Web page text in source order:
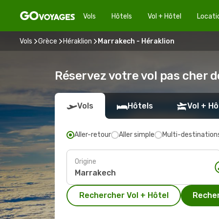
Vols Hôtels Vol + Hôtel
Vols Grèce Héraklion Marrakech - Héraklion
Réservez votre vol pas cher
Vols Hôtels Vol +
Aller-retour Aller simple Multi-
Origine
Rechercher Vol + Hôtel